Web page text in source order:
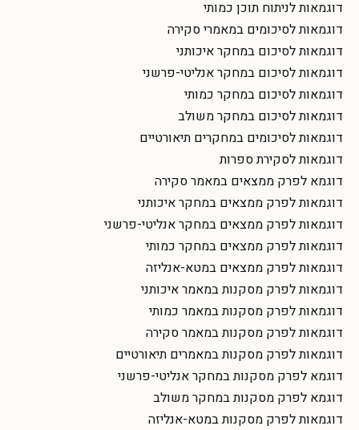
דוגמאות לניתוח תוכן כמותי
דוגמאות לסיכומים במאמרי סקירה
דוגמאות לסיכום במחקר איכותני
דוגמאות לסיכום במחקר אנליטי-פרשני
דוגמאות לסיכום במחקר כמותי
דוגמאות לסיכום במחקר משולב
דוגמאות לסיכומים במחקרים תיאורטיים
דוגמאות לסקירת ספרות
דוגמא לפרק ממצאים במאמר סקירה
דוגמאות לפרק ממצאים במחקר איכותני
דוגמאות לפרק ממצאים במחקר אנליטי-פרשני
דוגמאות לפרק ממצאים במחקר כמותי
דוגמאות לפרק ממצאים במטא-אנליזה
דוגמאות לפרק מסקנות במאמר איכותני
דוגמאות לפרק מסקנות במאמר כמותי
דוגמאות לפרק מסקנות במאמר סקירה
דוגמאות לפרק מסקנות במאמרים תיאורטיים
דוגמא לפרק מסקנות במחקר אנליטי-פרשני
דוגמא לפרק מסקנות במחקר משולב
דוגמאות לפרק מסקנות במטא-אנליזה